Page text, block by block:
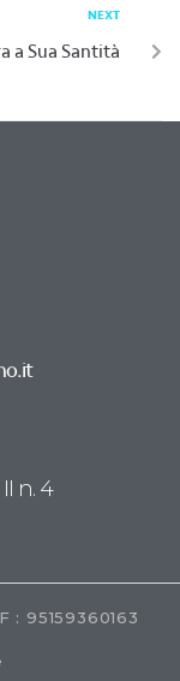
NEXT
a Sua Santità
n. 4
: 95159360163